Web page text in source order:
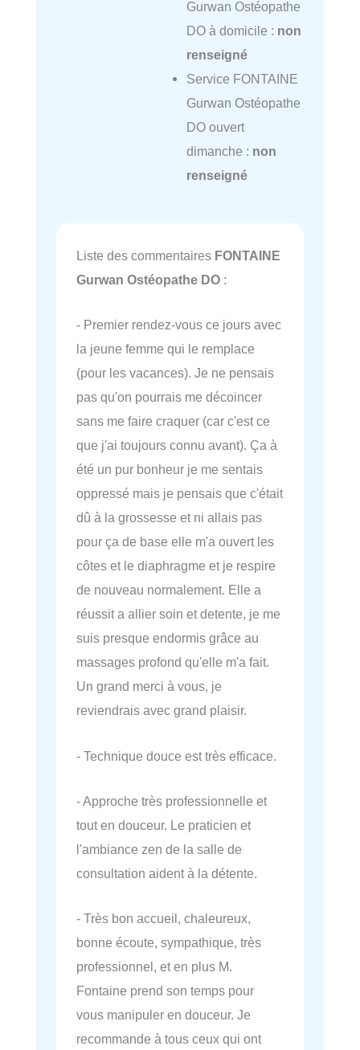
Gurwan Ostéopathe
DO à domicile : non
renseigné
Service FONTAINE
Gurwan Ostéopathe
DO ouvert
dimanche : non
renseigné
Liste des commentaires FONTAINE
Gurwan Ostéopathe DO :
- Premier rendez-vous ce jours avec
la jeune femme qui le remplace
(pour les vacances). Je ne pensais
pas qu'on pourrais me décoincer
sans me faire craquer (car c'est ce
que j'ai toujours connu avant). Ça à
été un pur bonheur je me sentais
oppressé mais je pensais que c'était
dû à la grossesse et ni allais pas
pour ça de base elle m'a ouvert les
côtes et le diaphragme et je respire
de nouveau normalement. Elle a
réussit a allier soin et detente, je me
suis presque endormis grâce au
massages profond qu'elle m'a fait.
Un grand merci à vous, je
reviendrais avec grand plaisir.
- Technique douce est très efficace.
- Approche très professionnelle et
tout en douceur. Le praticien et
l'ambiance zen de la salle de
consultation aident à la détente.
- Très bon accueil, chaleureux,
bonne écoute, sympathique, très
professionnel, et en plus M.
Fontaine prend son temps pour
vous manipuler en douceur. Je
recommande à tous ceux qui ont